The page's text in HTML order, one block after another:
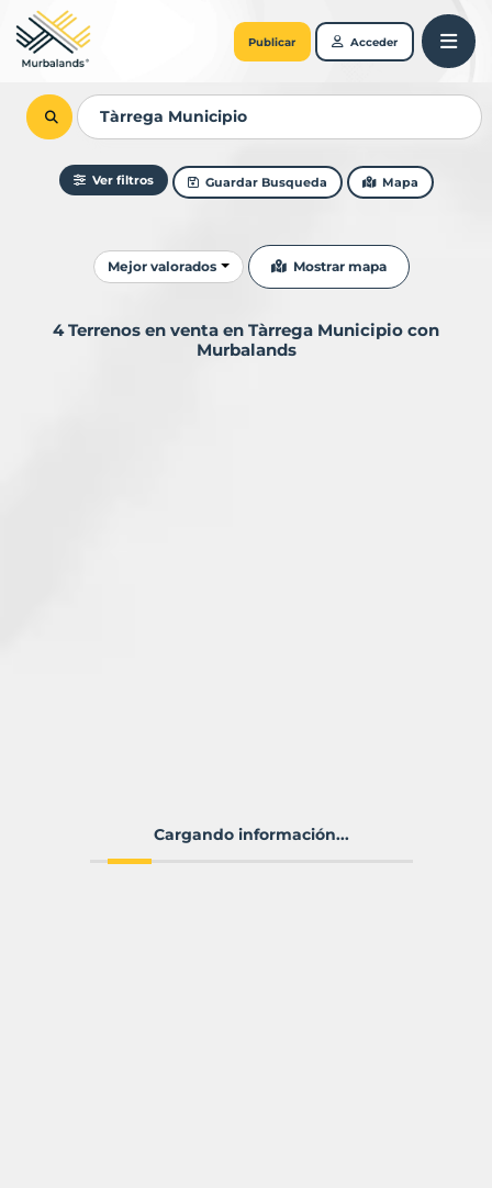
Publicar Acceder
Ver filtros Guardar Busqueda Mapa
Ordenar resultados
Mejor valorados Mostrar mapa
4 Terrenos en venta en Tàrrega Municipio con
Murbalands
Cargando información...